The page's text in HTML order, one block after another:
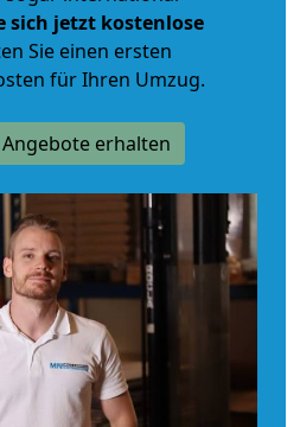
sich jetzt kostenlose
Sie einen ersten
für Ihren Umzug.
erhalten